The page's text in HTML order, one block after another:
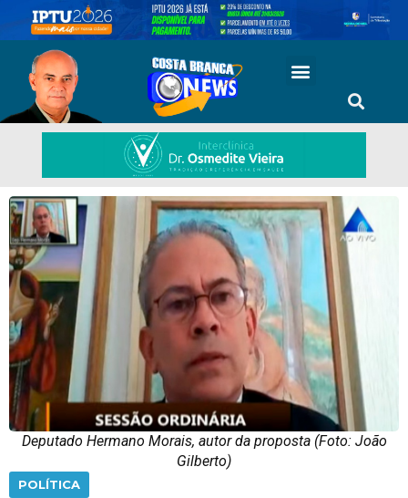
Deputado Hermano Morais, autor da proposta (Foto: João
Gilberto)
POLÍTICA